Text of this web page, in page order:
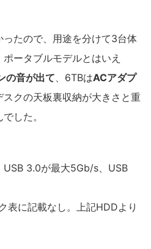
たので、用途を分けて3台体
ータブルモデルとはいえ
の音が出て、6TBはACアダプ
スクの天板裏収納が大きさと重
した。
3.0が最大5Gb/s、USB
表に記載なし。上記HDDより